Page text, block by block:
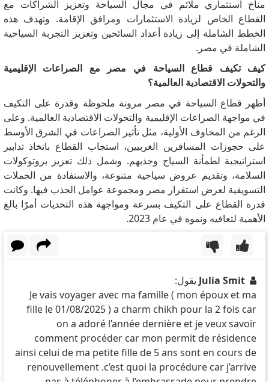
مناخ استثماري ملائم في مجال السياحة وتعزيز الشراكات مع
القطاع الخاص لزيادة الاستثمارات ومرافق الإقامة. وتهدف هذه
الخطط الشاملة إلى زيادة أعداد السائحين وتعزيز التجربة السياحية
الشاملة في مصر.
كيف تكيف قطاع السياحة في مصر مع الصراعات الإقليمية
والتحولات الاقتصادية العالمية؟
أظهر قطاع السياحة في مصر مرونة ملحوظة وقدرة على التكيف
في مواجهة الصراعات الإقليمية والتحولات الاقتصادية العالمية. وعلى
الرغم من المخاوف الأولية، مثل تأثير الصراعات في الشرق الأوسط
على حجوزات المسافرين الغربيين، استجاب القطاع باتخاذ تدابير
استراتيجية لطمأنة السياح وجذبهم. وشمل ذلك تعزيز بروتوكولات
السلامة، وتقديم عروض سياحية متنوعة، والاستفادة من الحملات
التسويقية لعرض استقرار مصر ومجموعة عوامل الجذب فيها. وكانت
قدرة القطاع على التكيف بسرعة ومواجهة هذه التحديات أمرًا بالغ
الأهمية لتعافيه ونموه في عام 2023.
Julia Smit يقول:
Je vais voyager avec ma famille ( mon époux et ma
fille le 01/08/2025 ) a charm chikh pour la 2 fois car
on a adoré l’année dernière et je veux savoir
comment procéder car mon permit de résidence
ainsi celui de ma petite fille de 5 ans sont en cours de
renouvellement .c’est quoi la procédure car j’arrive